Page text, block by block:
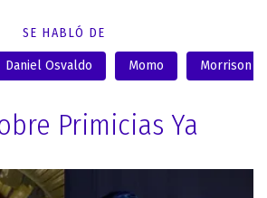
SE HABLÓ DE
Daniel Osvaldo Momo Morrison
Primicias Ya